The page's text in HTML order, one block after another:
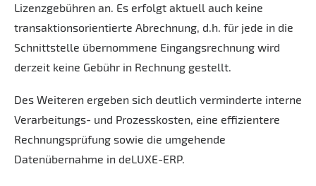
Lizenzgebühren an. Es erfolgt aktuell auch keine
transaktionsorientierte Abrechnung, d.h. für jede in die
Schnittstelle übernommene Eingangsrechnung wird
derzeit keine Gebühr in Rechnung gestellt.
Des Weiteren ergeben sich deutlich verminderte interne
Verarbeitungs- und Prozesskosten, eine effizientere
Rechnungsprüfung sowie die umgehende
Datenübernahme in deLUXE-ERP.